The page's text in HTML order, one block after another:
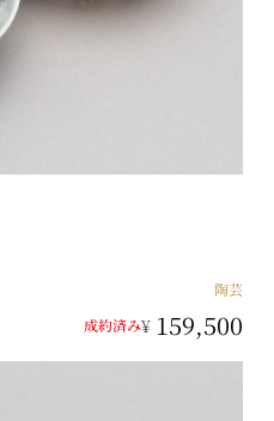
陶芸
成約済み¥ 159,500